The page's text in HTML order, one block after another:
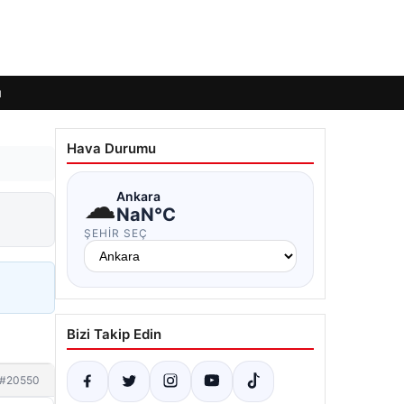
#20550
Hava Durumu
☁Ankara
NaN°C
ŞEHIR SEÇ
Bizi Takip Edin